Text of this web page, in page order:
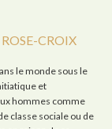
CROIX
le monde sous le
et
hommes comme
classe sociale ou de